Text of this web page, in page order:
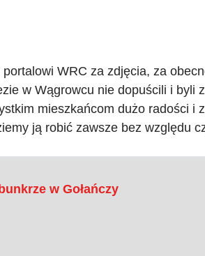
WRC za zdjęcia, za
w Wągrowcu nie dopuścili i byli
mieszkańcom dużo radości i
ją robić zawsze bez względu
w Gołańczy